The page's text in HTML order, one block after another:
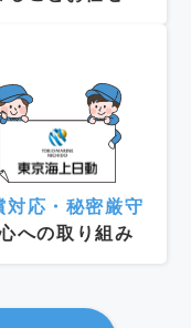
対応・秘密厳守
への取り組み